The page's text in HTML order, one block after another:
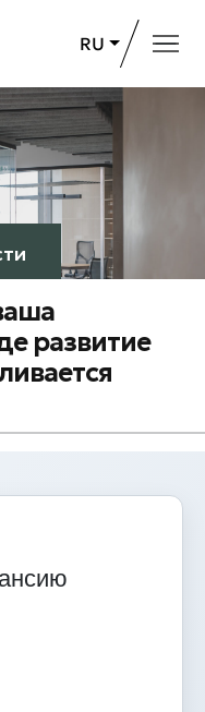
RU
развитие